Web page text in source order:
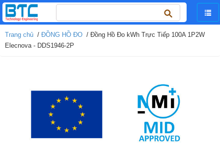
Tìm
kiếm
cho:
Trang chủ / ĐỒNG HỒ ĐO / Đồng Hồ Đo kWh Trực Tiếp 100A 1P2W
Elecnova - DDS1946-2P